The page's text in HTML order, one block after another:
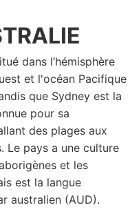
dans l’hémisphère
et l'océan Pacifique
que Sydney est la
pour sa
des plages aux
Le pays a une culture
et les
est la langue
australien (AUD).